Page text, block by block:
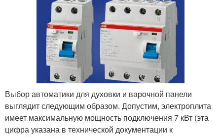
Выбор автоматики для духовки и варочной панели
выглядит следующим образом. Допустим, электроплита
имеет максимальную мощность подключения 7 кВт (эта
цифра указана в технической документации к